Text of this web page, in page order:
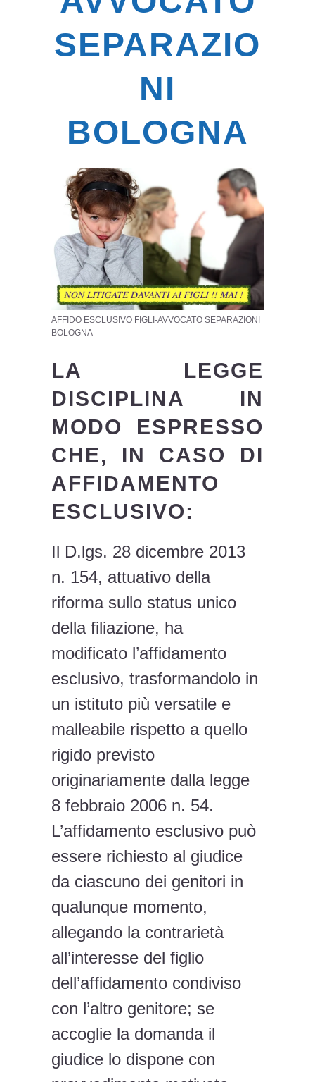
SEPARAZIO
NI
BOLOGNA
AFFIDO ESCLUSIVO FIGLI-AVVOCATO SEPARAZIONI
BOLOGNA
LA LEGGE
DISCIPLINA IN
MODO ESPRESSO
CHE, IN CASO DI
AFFIDAMENTO
ESCLUSIVO:
Il D.lgs. 28 dicembre 2013
n. 154, attuativo della
riforma sullo status unico
della filiazione, ha
modificato l’affidamento
esclusivo, trasformandolo in
un istituto più versatile e
malleabile rispetto a quello
rigido previsto
originariamente dalla legge
8 febbraio 2006 n. 54.
L’affidamento esclusivo può
essere richiesto al giudice
da ciascuno dei genitori in
qualunque momento,
allegando la contrarietà
all’interesse del figlio
dell’affidamento condiviso
con l’altro genitore; se
accoglie la domanda il
giudice lo dispone con